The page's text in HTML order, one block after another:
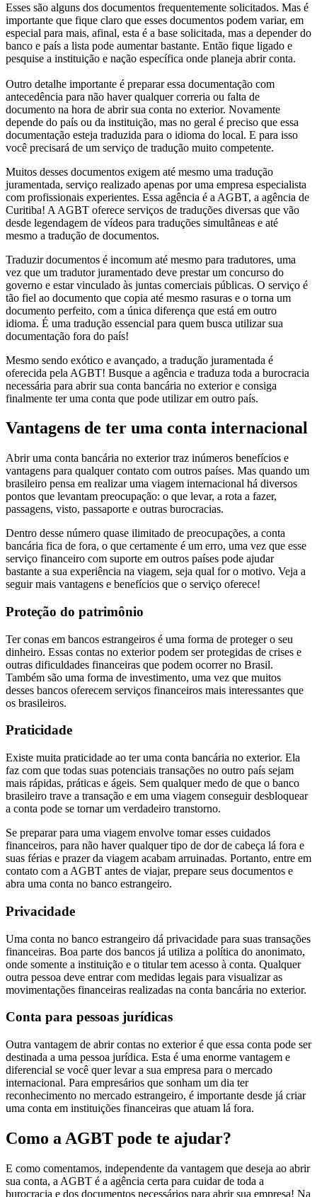
Esses são alguns dos documentos frequentemente solicitados. Mas é
importante que fique claro que esses documentos podem variar, em
especial para mais, afinal, esta é a base solicitada, mas a depender do
banco e país a lista pode aumentar bastante. Então fique ligado e
pesquise a instituição e nação específica onde planeja abrir conta.
Outro detalhe importante é preparar essa documentação com
antecedência para não haver qualquer correria ou falta de
documento na hora de abrir sua conta no exterior. Novamente
depende do país ou da instituição, mas no geral é preciso que essa
documentação esteja traduzida para o idioma do local. E para isso
você precisará de um serviço de tradução muito competente.
Muitos desses documentos exigem até mesmo uma tradução
juramentada, serviço realizado apenas por uma empresa especialista
com profissionais experientes. Essa agência é a AGBT, a agência de
Curitiba! A AGBT oferece serviços de traduções diversas que vão
desde legendagem de vídeos para traduções simultâneas e até
mesmo a tradução de documentos.
Traduzir documentos é incomum até mesmo para tradutores, uma
vez que um tradutor juramentado deve prestar um concurso do
governo e estar vinculado às juntas comerciais públicas. O serviço é
tão fiel ao documento que copia até mesmo rasuras e o torna um
documento perfeito, com a única diferença que está em outro
idioma. É uma tradução essencial para quem busca utilizar sua
documentação fora do país!
Mesmo sendo exótico e avançado, a tradução juramentada é
oferecida pela AGBT! Busque a agência e traduza toda a burocracia
necessária para abrir sua conta bancária no exterior e consiga
finalmente ter uma conta que pode utilizar em outro país.
Vantagens de ter uma conta internacional
Abrir uma conta bancária no exterior traz inúmeros benefícios e
vantagens para qualquer contato com outros países. Mas quando um
brasileiro pensa em realizar uma viagem internacional há diversos
pontos que levantam preocupação: o que levar, a rota a fazer,
passagens, visto, passaporte e outras burocracias.
Dentro desse número quase ilimitado de preocupações, a conta
bancária fica de fora, o que certamente é um erro, uma vez que esse
serviço financeiro com suporte em outros países pode ajudar
bastante a sua experiência na viagem, seja qual for o motivo. Veja a
seguir mais vantagens e benefícios que o serviço oferece!
Proteção do patrimônio
Ter conas em bancos estrangeiros é uma forma de proteger o seu
dinheiro. Essas contas no exterior podem ser protegidas de crises e
outras dificuldades financeiras que podem ocorrer no Brasil.
Também são uma forma de investimento, uma vez que muitos
desses bancos oferecem serviços financeiros mais interessantes que
os brasileiros.
Praticidade
‌Existe muita praticidade ao ter uma conta bancária no exterior. Ela
faz com que todas suas potenciais transações no outro país sejam
mais rápidas, práticas e ágeis. Sem qualquer medo de que o banco
brasileiro trave a transação e em uma viagem conseguir desbloquear
a conta pode se tornar um verdadeiro transtorno.
Se preparar para uma viagem envolve tomar esses cuidados
financeiros, para não haver qualquer tipo de dor de cabeça lá fora e
suas férias e prazer da viagem acabam arruinadas. Portanto, entre em
contato com a AGBT antes de viajar, prepare seus documentos e
abra uma conta no banco estrangeiro.
Privacidade
Uma conta no banco estrangeiro dá privacidade para suas transações
financeiras. Boa parte dos bancos já utiliza a política do anonimato,
onde somente a instituição e o titular tem acesso à conta. Qualquer
outra pessoa deve entrar com medidas legais para visualizar as
movimentações financeiras realizadas na conta bancária no exterior.
Conta para pessoas jurídicas
Outra vantagem de abrir contas no exterior é que essa conta pode ser
destinada a uma pessoa jurídica. Esta é uma enorme vantagem e
diferencial se você quer levar a sua empresa para o mercado
internacional. Para empresários que sonham um dia ter
reconhecimento no mercado estrangeiro, é importante desde já criar
uma conta em instituições financeiras que atuam lá fora.
Como a AGBT pode te ajudar?
E como comentamos, independente da vantagem que deseja ao abrir
sua conta, a AGBT é a agência certa para cuidar de toda a
burocracia e dos documentos necessários para abrir sua empresa! Na